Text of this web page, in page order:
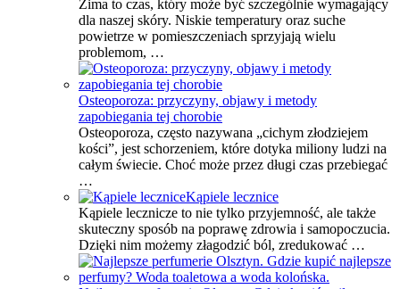
Zima to czas, który może być szczególnie wymagający
dla naszej skóry. Niskie temperatury oraz suche
powietrze w pomieszczeniach sprzyjają wielu
problemom, …
Osteoporoza: przyczyny, objawy i metody
zapobiegania tej chorobie
Osteoporoza, często nazywana „cichym złodziejem
kości”, jest schorzeniem, które dotyka miliony ludzi na
całym świecie. Choć może przez długi czas przebiegać
…
Kąpiele lecznice
Kąpiele lecznicze to nie tylko przyjemność, ale także
skuteczny sposób na poprawę zdrowia i samopoczucia.
Dzięki nim możemy złagodzić ból, zredukować …